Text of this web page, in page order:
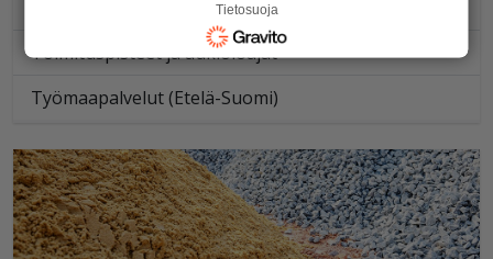
Toimituspisteet ja aukioloajat
Työmaapalvelut (Etelä-Suomi)
Tietosuoja